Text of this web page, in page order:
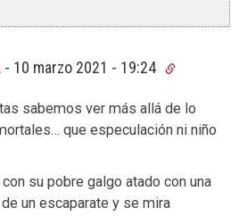
- 10 marzo 2021 - 19:24
sabemos ver más allá de lo
que especulación ni niño
su pobre galgo atado con una
un escaparate y se mira